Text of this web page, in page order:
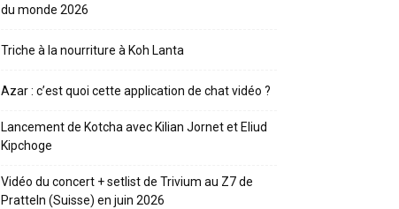
du monde 2026
Triche à la nourriture à Koh Lanta
Azar : c’est quoi cette application de chat vidéo ?
Lancement de Kotcha avec Kilian Jornet et Eliud
Kipchoge
Vidéo du concert + setlist de Trivium au Z7 de
Pratteln (Suisse) en juin 2026